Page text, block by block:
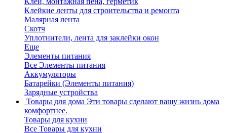
Клейкие ленты для строительства и ремонта
Малярная лента
Скотч
Уплотнители, лента для заклейки окон
Еще
Элементы питания
Все Элементы питания
Аккумуляторы
Батарейки (Элементы питания)
Зарядные устройства
Товары для дома Эти товары сделают вашу жизнь дома
комфортнее.
Товары для кухни
Все Товары для кухни